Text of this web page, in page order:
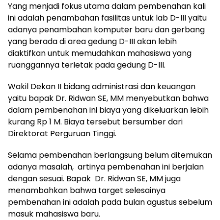
Yang menjadi fokus utama dalam pembenahan kali
ini adalah penambahan fasilitas untuk lab D-III yaitu
adanya penambahan komputer baru dan gerbang
yang berada di area gedung D-III akan lebih
diaktifkan untuk memudahkan mahasiswa yang
ruanggannya terletak pada gedung D-III.
Wakil Dekan II bidang administrasi dan keuangan
yaitu bapak Dr. Ridwan SE, MM menyebutkan bahwa
dalam pembenahan ini biaya yang dikeluarkan lebih
kurang Rp 1 M. Biaya tersebut bersumber dari
Direktorat Perguruan Tinggi.
Selama pembenahan berlangsung belum ditemukan
adanya masalah, artinya pembenahan ini berjalan
dengan sesuai. Bapak Dr. Ridwan SE, MM juga
menambahkan bahwa target selesainya
pembenahan ini adalah pada bulan agustus sebelum
masuk mahasiswa baru.